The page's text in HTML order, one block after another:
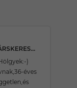
37 ÉVES SZIGETSZENTMIKLÓSI TÁRSKERESŐ
)
éves